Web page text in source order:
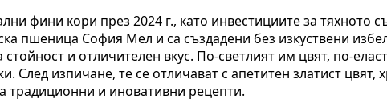
фини кори през 2024 г., като инвестициите за тяхното
пшеница София Мел и са създадени без изкуствени
стойност и отличителен вкус. По-светлият им цвят, по-
След изпичане, те се отличават с апетитен златист
традиционни и иновативни рецепти.